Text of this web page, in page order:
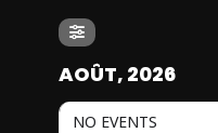
AOÛT, 2026
NO EVENTS